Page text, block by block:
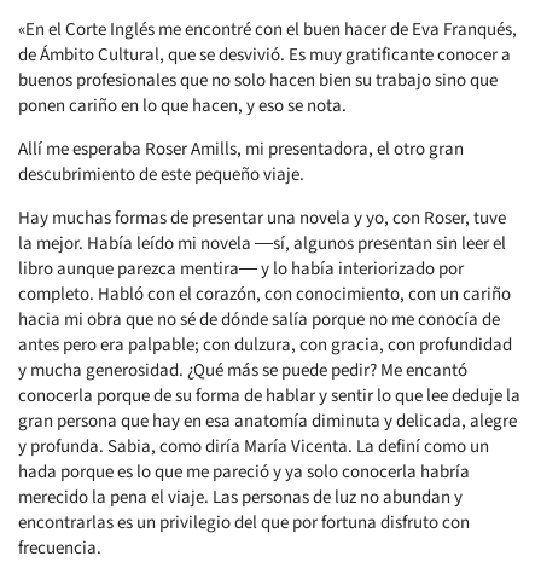
«En el Corte Inglés me encontré con el buen hacer de Eva Franqués,
de Ámbito Cultural, que se desvivió. Es muy gratificante conocer a
buenos profesionales que no solo hacen bien su trabajo sino que
ponen cariño en lo que hacen, y eso se nota.
Allí me esperaba Roser Amills, mi presentadora, el otro gran
descubrimiento de este pequeño viaje.
Hay muchas formas de presentar una novela y yo, con Roser, tuve
la mejor. Había leído mi novela ―sí, algunos presentan sin leer el
libro aunque parezca mentira― y lo había interiorizado por
completo. Habló con el corazón, con conocimiento, con un cariño
hacia mi obra que no sé de dónde salía porque no me conocía de
antes pero era palpable; con dulzura, con gracia, con profundidad
y mucha generosidad. ¿Qué más se puede pedir? Me encantó
conocerla porque de su forma de hablar y sentir lo que lee deduje la
gran persona que hay en esa anatomía diminuta y delicada, alegre
y profunda. Sabia, como diría María Vicenta. La definí como un
hada porque es lo que me pareció y ya solo conocerla habría
merecido la pena el viaje. Las personas de luz no abundan y
encontrarlas es un privilegio del que por fortuna disfruto con
frecuencia.